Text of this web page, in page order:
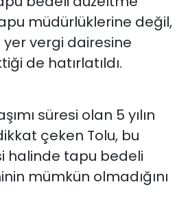
müdürlüklerine değil,
yer vergi dairesine
de hatırlatıldı.
süresi olan 5 yılın
çeken Tolu, bu
halinde tapu bedeli
mümkün olmadığını